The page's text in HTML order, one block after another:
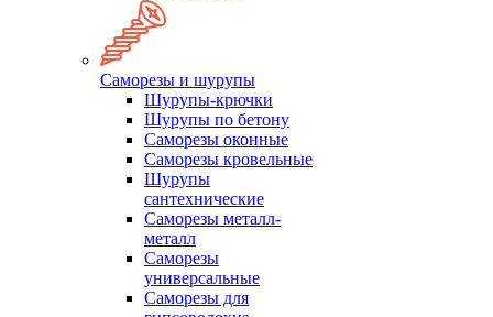
Саморезы и шурупы
Шурупы-крючки
Шурупы по бетону
Саморезы оконные
Саморезы кровельные
Шурупы
сантехнические
Саморезы металл-
металл
Саморезы
универсальные
Саморезы для